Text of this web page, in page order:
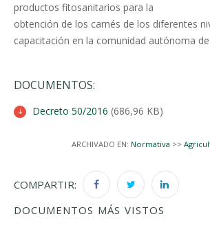
productos fitosanitarios para la
obtención de los carnés de los diferentes
capacitación en la comunidad autónoma
DOCUMENTOS:
Decreto 50/2016 (686,96 KB)
ARCHIVADO EN: Normativa >>
COMPARTIR:
DOCUMENTOS MÁS VISTOS